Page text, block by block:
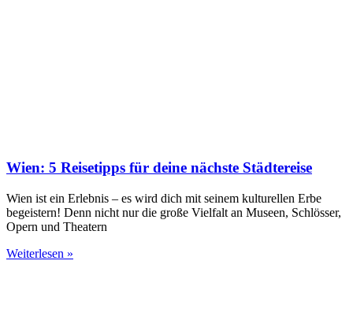
Wien: 5 Reisetipps für deine nächste Städtereise
Wien ist ein Erlebnis – es wird dich mit seinem kulturellen Erbe
begeistern! Denn nicht nur die große Vielfalt an Museen, Schlösser,
Opern und Theatern
Weiterlesen »